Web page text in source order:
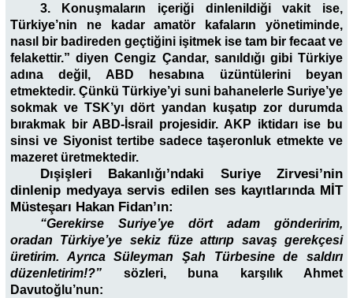
3. Konuşmaların içeriği dinlenildiği vakit ise,
Türkiye’nin ne kadar amatör kafaların yönetiminde,
nasıl bir badireden geçtiğini işitmek ise tam bir fecaat ve
felakettir.” diyen Cengiz Çandar, sanıldığı gibi Türkiye
adına değil, ABD hesabına üzüntülerini beyan
etmektedir. Çünkü Türkiye’yi suni bahanelerle Suriye’ye
sokmak ve TSK’yı dört yandan kuşatıp zor durumda
bırakmak bir ABD-İsrail projesidir. AKP iktidarı ise bu
sinsi ve Siyonist tertibe sadece taşeronluk etmekte ve
mazeret üretmektedir.
Dışişleri Bakanlığı’ndaki Suriye Zirvesi’nin
dinlenip medyaya servis edilen ses kayıtlarında MİT
Müsteşarı Hakan Fidan’ın:
“Gerekirse Suriye’ye dört adam gönderirim,
oradan Türkiye’ye sekiz füze attırıp savaş gerekçesi
üretirim. Ayrıca Süleyman Şah Türbesine de saldırı
düzenletirim!?” sözleri, buna karşılık Ahmet
Davutoğlu’nun: